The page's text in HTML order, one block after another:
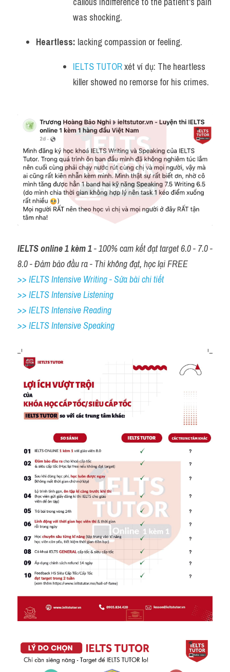
was shocking.
Heartless: lacking compassion or feeling.
IELTS TUTOR xét ví dụ: The heartless
killer showed no remorse for his crimes.
IELTS online 1 kèm 1 - 100% cam kết đạt target 6.0 - 7.0 -
8.0 - Đảm bảo đầu ra - Thi không đạt, học lại FREE
>> IELTS Intensive Writing - Sửa bài chi tiết
>> IELTS Intensive Listening
>> IELTS Intensive Reading
>> IELTS Intensive Speaking